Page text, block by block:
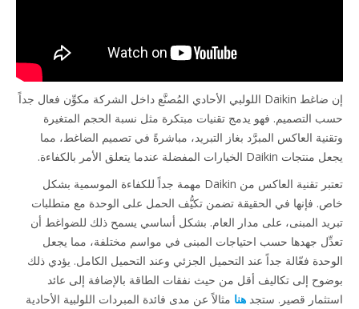
إن ضاغط Daikin اللولبي الأحادي المُصنَّع داخل الشركة مكوِّن فعال جداً
حسب التصميم. فهو يدمج تقنيات مبتكرة مثل نسبة الحجم المتغيرة
وتقنية العاكس المبرَّد بغاز التبريد، مباشرةً في تصميم الضاغط، مما
يجعل منتجات Daikin الخيارات المفضلة عندما يتعلق الأمر بالكفاءة.
تعتبر تقنية العاكس من Daikin مهمة جداً للكفاءة الموسمية بشكل
خاص. فإنها في الحقيقة تضمن تكيُّف الحمل على الوحدة مع متطلبات
تبريد المبنى، على مدار العام. بشكل أساسي يسمح ذلك للضواغط أن
تعدِّل جهدها حسب احتياجات المبنى في مواسم مختلفة، مما يجعل
الوحدة فعّالة جداً عند التحميل الجزئي وعند التحميل الكامل. يؤدي ذلك
بوضوح إلى تكاليف أقل من حيث نفقات الطاقة بالإضافة إلى عائد
استثمار قصير. ستجد هنا مثالاً عن مدى فائدة المبردات اللولبية الأحادية